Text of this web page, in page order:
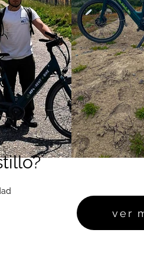
ver